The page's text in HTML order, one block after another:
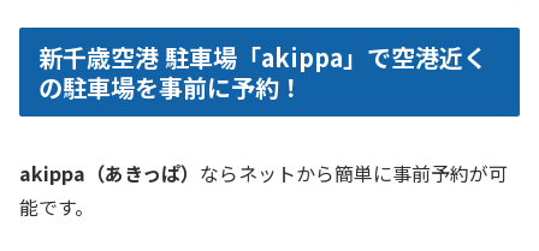
新千歳空港 駐車場「akippa」で空港近く
の駐車場を事前に予約！
akippa（あきっぱ） ならネットから簡単に事前予約が可
能です。